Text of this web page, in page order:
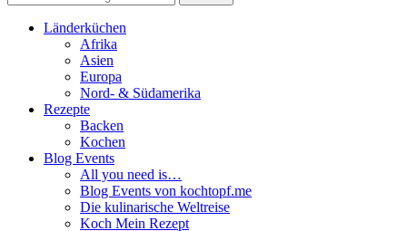
Länderküchen
Afrika
Asien
Europa
Nord- & Südamerika
Rezepte
Backen
Kochen
Blog Events
All you need is…
Blog Events von kochtopf.me
Die kulinarische Weltreise
Koch Mein Rezept